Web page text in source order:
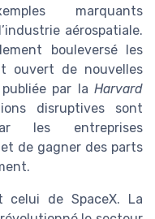
marquants
aérospatiale.
bouleversé les
ouvert de nouvelles
par la Harvard
disruptives sont
les entreprises
de gagner des parts
celui de SpaceX. La